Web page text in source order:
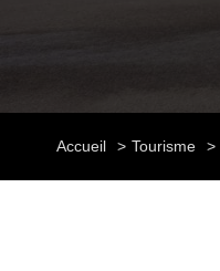
Accueil Tourisme